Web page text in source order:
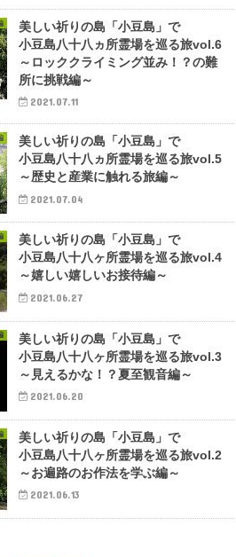
美しい祈りの島「小豆島」で
小豆島八十八ヵ所霊場を巡る旅vol.6
～ロッククライミング並み！？の難
所に挑戦編～
2021.07.11
美しい祈りの島「小豆島」で
小豆島八十八ヵ所霊場を巡る旅vol.5
～歴史と産業に触れる旅編～
2021.07.04
美しい祈りの島「小豆島」で
小豆島八十八ヶ所霊場を巡る旅vol.4
～嬉しい嬉しいお接待編～
2021.06.27
美しい祈りの島「小豆島」で
小豆島八十八ヶ所霊場を巡る旅vol.3
～見えるかな！？夏至観音編～
2021.06.20
美しい祈りの島「小豆島」で
小豆島八十八ヶ所霊場を巡る旅vol.2
～お遍路のお作法を学ぶ編～
2021.06.13